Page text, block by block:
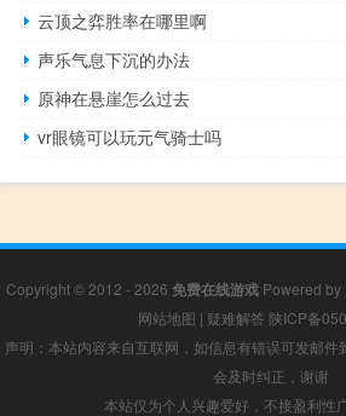
云顶之弈胜率在哪里啊
声乐气息下沉的办法
原神在悬崖怎么过去
vr眼镜可以玩元气骑士吗
Copyright © 2012 - 2026 免费在线游戏Powered by
网站地图 | 疑难解答 陕ICP备
声明：本站内容来自互联网，如信息有错误可发邮
会及时纠正，谢谢
本站仅为个人兴趣爱好，不接盈利性